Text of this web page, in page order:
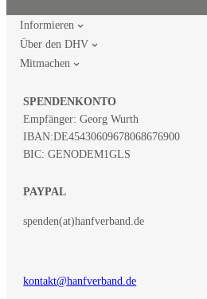
Informieren
Über den DHV
Mitmachen
SPENDENKONTO
Empfänger: Georg Wurth
IBAN:DE45430609678068676900
BIC: GENODEM1GLS
PAYPAL
spenden(at)hanfverband.de
kontakt@hanfverband.de